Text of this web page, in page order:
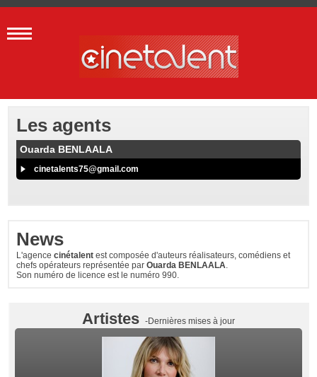
News
L'agencecinétalent est composée d'auteurs réalisateurs, comédiens et
chefs opérateurs représentée parOuarda BENLAALA.
Son numéro de licence est le numéro 990.
Les agents
Ouarda BENLAALA
cinetalents75@gmail.com
Artistes -Dernières mises à jour